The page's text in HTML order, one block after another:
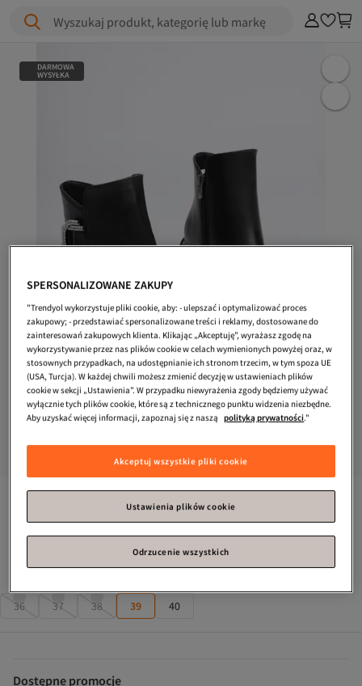
Wyszukaj produkt, kategorię lub markę
DARMOWA
WYSYŁKA
obcasem, ozdobnymi klamrami i zamkiem błyskawicznym.
36 37 38 39 40
Dostępne promocje
SPERSONALIZOWANE ZAKUPY
"Trendyol wykorzystuje pliki cookie, aby: - ulepszać i optymalizować proces
zakupowy; - przedstawiać spersonalizowane treści i reklamy, dostosowane do
zainteresowań zakupowych klienta. Klikając „Akceptuję”, wyrażasz zgodę na
wykorzystywanie przez nas plików cookie w celach wymienionych powyżej oraz, w
stosownych przypadkach, na udostępnianie ich stronom trzecim, w tym spoza UE
(USA, Turcja). W każdej chwili możesz zmienić decyzję w ustawieniach plików
cookie w sekcji „Ustawienia”. W przypadku niewyrażenia zgody będziemy używać
wyłącznie tych plików cookie, które są z technicznego punktu widzenia niezbędne.
Aby uzyskać więcej informacji, zapoznaj się z naszą polityką prywatności."
Akceptuj wszystkie pliki cookie
Ustawienia plików cookie
Odrzucenie wszystkich